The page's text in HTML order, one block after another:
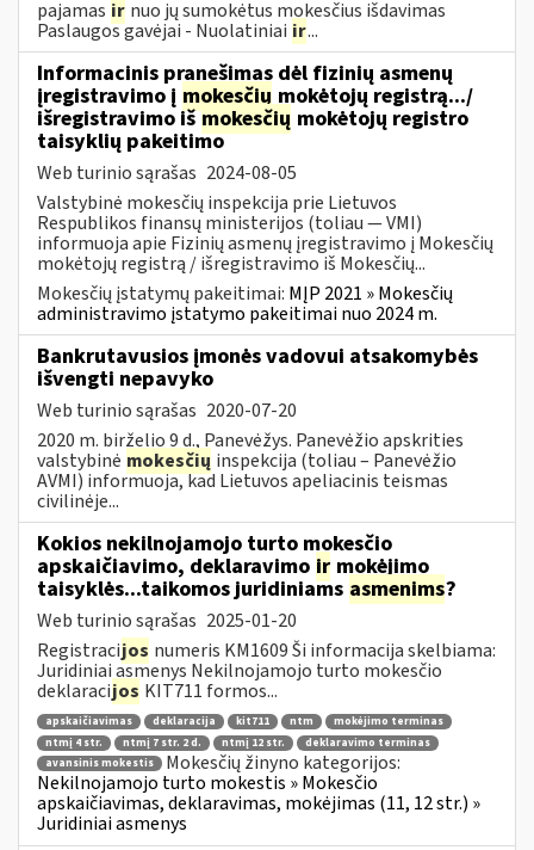
pajamas ir nuo jų sumokėtus mokesčius išdavimas
Paslaugos gavėjai - Nuolatiniai ir...
Informacinis pranešimas dėl fizinių asmenų
įregistravimo į mokesčių mokėtojų registrą.../
išregistravimo išmokesčių mokėtojų registro
taisyklių pakeitimo
Web turinio sąrašas 2024-08-05
Valstybinė mokesčių inspekcija prie Lietuvos
Respublikos finansų ministerijos (toliau — VMI)
informuoja apie Fizinių asmenų įregistravimo į Mokesčių
mokėtojų registrą / išregistravimo iš Mokesčių...
Mokesčių įstatymų pakeitimai: MĮP 2021 » Mokesčių
administravimo įstatymo pakeitimai nuo 2024 m.
Bankrutavusios įmonės vadovui atsakomybės
išvengti nepavyko
Web turinio sąrašas 2020-07-20
2020 m. birželio 9 d., Panevėžys. Panevėžio apskrities
valstybinė mokesčių inspekcija (toliau – Panevėžio
AVMI) informuoja, kad Lietuvos apeliacinis teismas
civilinėje...
Kokios nekilnojamojo turto mokesčio
apskaičiavimo, deklaravimo ir mokėjimo
taisyklės...taikomos juridiniams asmenims?
Web turinio sąrašas 2025-01-20
Registracijos numeris KM1609 Ši informacija skelbiama:
Juridiniai asmenys Nekilnojamojo turto mokesčio
deklaracijos KIT711 formos...
apskaičiavimas deklaracija kit711 ntm
mokėjimo terminas
ntmį 4 str.
ntmį 7 str. 2 d. ntmį 12 str.
deklaravimo terminas
avansinis mokestis
Mokesčių žinyno kategorijos:
Nekilnojamojo turto mokestis » Mokesčio
apskaičiavimas, deklaravimas, mokėjimas (11, 12 str.) »
Juridiniai asmenys